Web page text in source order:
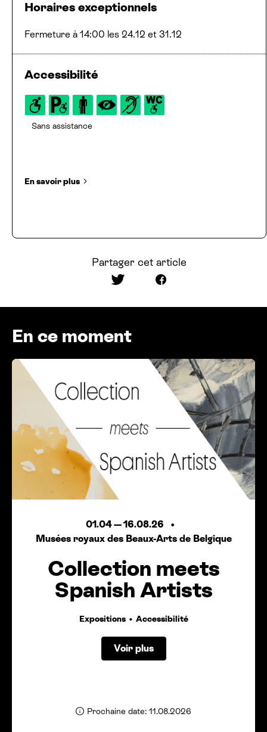
Partager cet article
Partager sur Twitter
Partager sur Facebook
Horaires exceptionnels
Fermeture à 14:00 les 24.12 et 31.12
Accessibilité
Sans assistance
En savoir plus
En ce moment
01.04—16.08.26
Musées royaux des Beaux-Arts de Belgique
Collection meets
Spanish Artists
Expositions Accessibilité
Voir plus
Prochaine date: 11.08.2026